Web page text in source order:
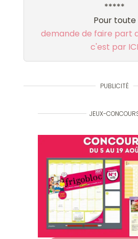
*****
Pour toute
demande de faire part
c'est par ICI
PUBLICITÉ
JEUX-